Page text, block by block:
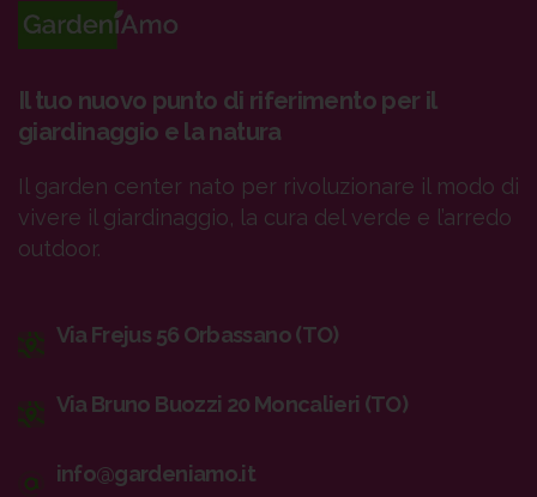
Il tuo nuovo punto di riferimento per il
giardinaggio e la natura
Il garden center nato per rivoluzionare il modo di
vivere il giardinaggio, la cura del verde e l’arredo
outdoor.
Via Frejus 56 Orbassano (TO)
Via Bruno Buozzi 20 Moncalieri (TO)
info@gardeniamo.it